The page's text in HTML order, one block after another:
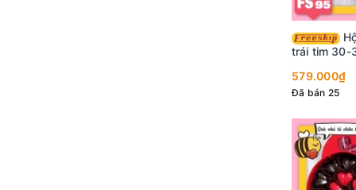
Hộp Socola Valentine
trái tim 30-
579.000₫
Đã bán 25